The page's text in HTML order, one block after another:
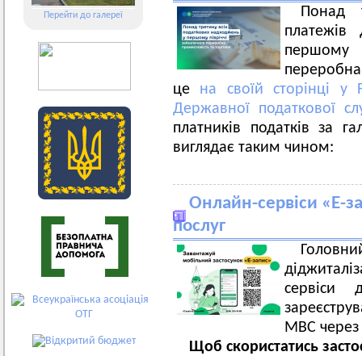
Перейти до галереї
Понад
першому
це на своїй сторінці
Державної податкової
платників податків за
виглядає таким чином:
Онлайн-сервіси «Е-
послуг
сервіси
МВС через
Щоб скористатись